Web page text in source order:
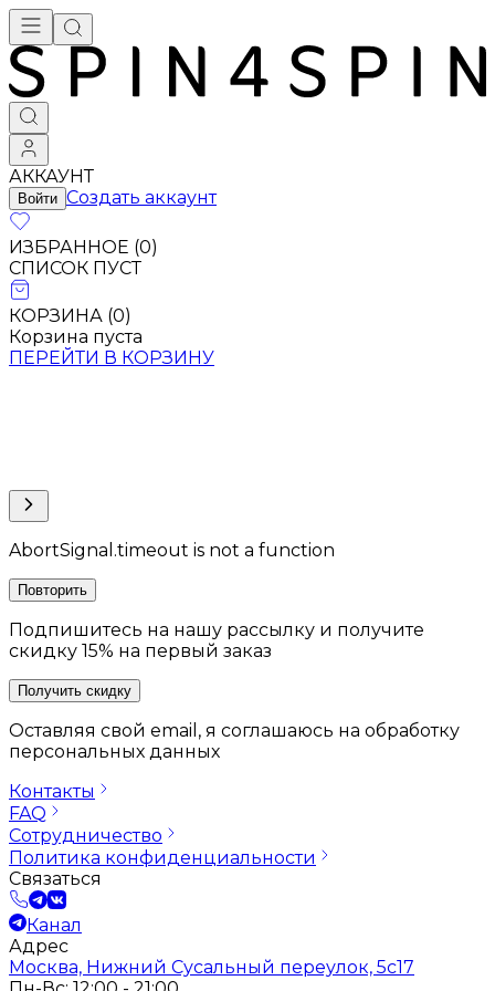
АККАУНТ
Войти Создать аккаунт
ИЗБРАННОЕ (0)
СПИСОК ПУСТ
КОРЗИНА (0)
Корзина пуста
ПЕРЕЙТИ В КОРЗИНУ
AbortSignal.timeout is not a function
Повторить
Подпишитесь на нашу рассылку и получите
скидку 15% на первый заказ
Получить скидку
Оставляя свой email, я соглашаюсь на обработку
персональных данных
Контакты
FAQ
Сотрудничество
Политика конфиденциальности
Связаться
Канал
Адрес
Москва, Нижний Сусальный переулок, 5с17